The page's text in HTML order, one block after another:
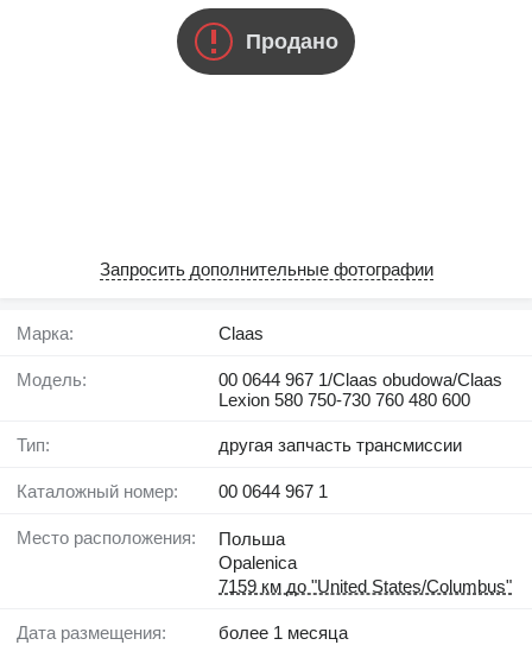
Продано
Запросить дополнительные фотографии
Марка: Claas
Модель:
00 0644 967 1/Claas obudowa/Claas
Lexion 580 750-730 760 480 600
Тип: другая запчасть трансмиссии
Каталожный номер: 00 0644 967 1
Место расположения:
Польша
Opalenica
7159 км до "United States/Columbus"
Дата размещения: более 1 месяца